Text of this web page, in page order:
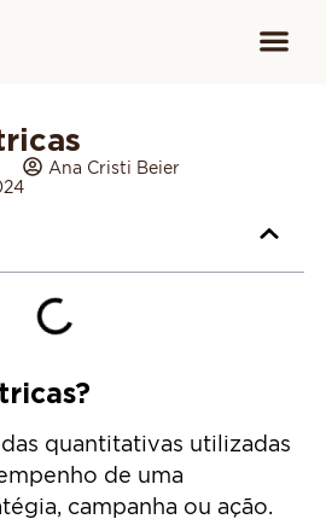
Ana Cristi Beier
quantitativas utilizadas
de uma
campanha ou ação.